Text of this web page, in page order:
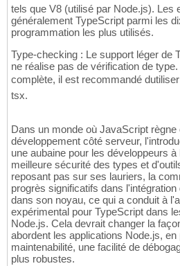
tels que V8 (utilisé par Node.js). Les
généralement TypeScript parmi les
programmation les plus utilisés.
Type-checking : Le support léger de
ne réalise pas de vérification de
complète, il est recommandé
tsx.
Dans un monde où JavaScript
développement côté serveur,
une aubaine pour les développeurs
meilleure sécurité des types et
reposant pas sur ses lauriers, la
progrès significatifs dans
dans son noyau, ce qui a conduit à
expérimental pour TypeScript dans
Node.js. Cela devrait changer la
abordent les applications Node.js,
maintenabilité, une facilité de
plus robustes.